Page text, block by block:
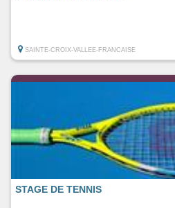
SAINTE-CROIX-VALLEE-FRANCAISE
STAGE DE TENNIS